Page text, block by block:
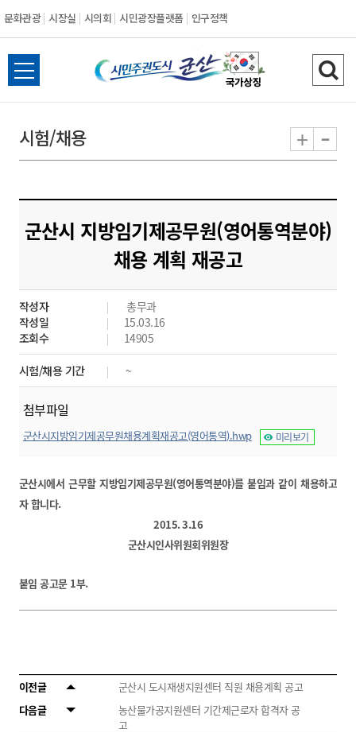
문화관광 시장실 시의회 시민광장플랫폼 인구정책
시
민
도
시
군
산
전
체
뉴
열
검
색
기
시험/채용 + -
군산시 지방임기제공무원(영어통역분야)
채용 계획 재공고
작성자
총무과
작성일
15.03.16
조회수
14905
시험/채용 기간 ~
첨부파일
군산시지방임기제공무원채용계획재공고(영어통역).hwp 미리보기
군산시에서 근무할 지방임기제공무원(영어통역분야)를 붙임과 같이 채용하고
자 합니다.
2015. 3.16
군산시인사위원회위원장
붙임 공고문 1부.
이전글
군산시 도시재생지원센터 직원 채용계획 공고
다음글
농산물가공지원센터 기간제근로자 합격자 공
고